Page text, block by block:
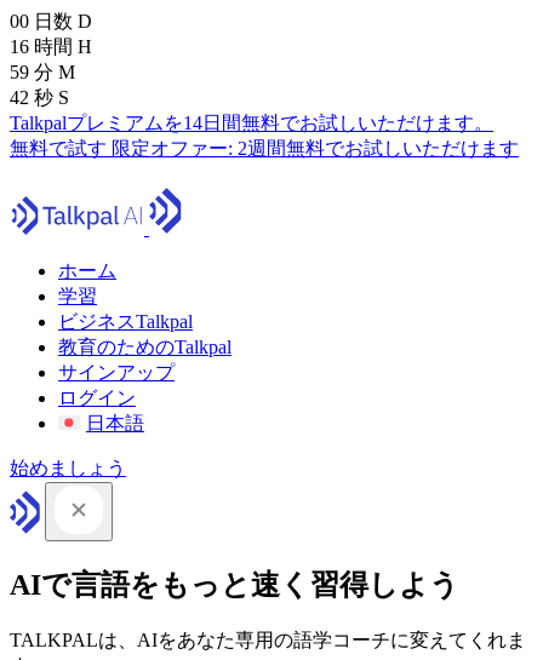
00 日数 D
16 時間 H
59 分 M
41 秒 S
Talkpalプレミアムを14日間無料でお試しいただけます。
無料で試す 限定オファー: 2週間無料でお試しいただけます
ホーム
学習
ビジネスTalkpal
教育のためのTalkpal
サインアップ
ログイン
日本語
始めましょう
AIで言語をもっと速く習得しよう
TALKPALは、AIをあなた専用の語学コーチに変えてくれま